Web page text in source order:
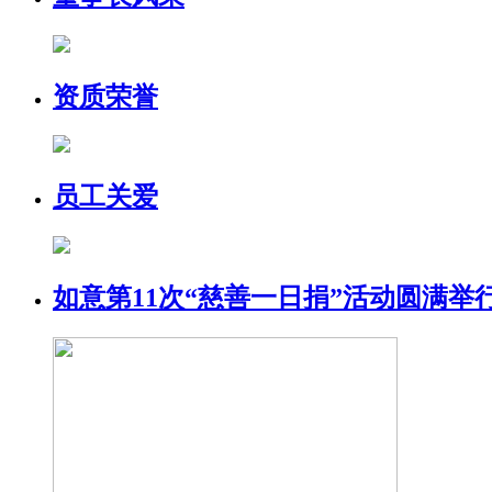
资质荣誉
员工关爱
如意第11次“慈善一日捐”活动圆满举